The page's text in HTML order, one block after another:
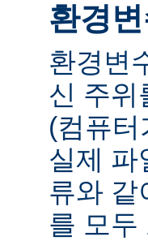
환경
환경변
신 주위
(컴퓨
실제 파
류와 같
를 모